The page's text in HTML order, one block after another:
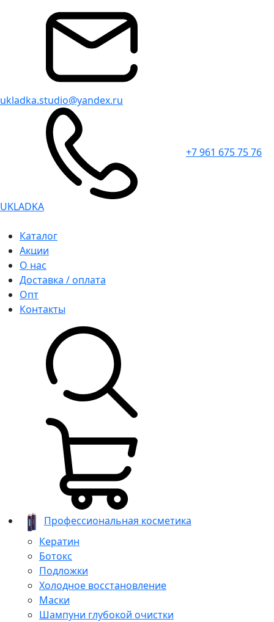
ukladka.studio@yandex.ru
+7 961 675 75 76
UKLADKA
Каталог
Акции
О нас
Доставка / оплата
Опт
Контакты
Профессиональная косметика
Кератин
Ботокс
Подложки
Холодное восстановление
Маски
Шампуни глубокой очистки